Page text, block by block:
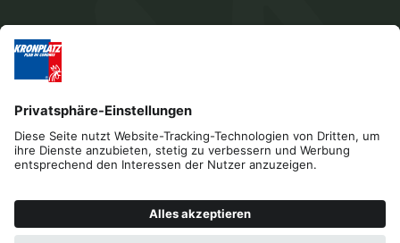
Impressum Datenschutz
Barrierefreiheitserklärung
Kontakt
B2B Cookies Press & Media